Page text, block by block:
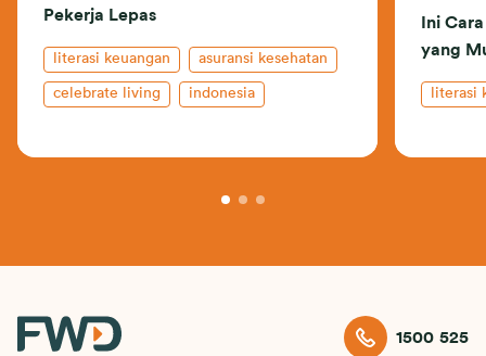
Pekerja Lepas
literasi keuangan asuransi kesehatan
celebrate living indonesia
Ini
yang
literasi
1500 525